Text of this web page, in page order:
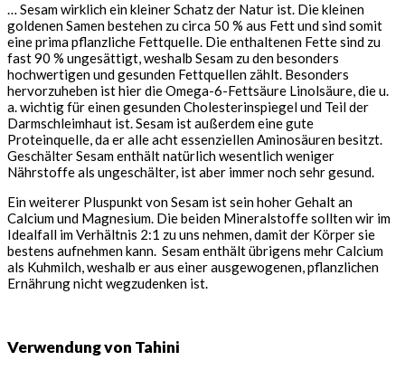
… Sesam wirklich ein kleiner Schatz der Natur ist. Die kleinen
goldenen Samen bestehen zu circa 50 % aus Fett und sind somit
eine prima pflanzliche Fettquelle. Die enthaltenen Fette sind zu
fast 90 % ungesättigt, weshalb Sesam zu den besonders
hochwertigen und gesunden Fettquellen zählt. Besonders
hervorzuheben ist hier die Omega-6-Fettsäure Linolsäure, die u.
a. wichtig für einen gesunden Cholesterinspiegel und Teil der
Darmschleimhaut ist. Sesam ist außerdem eine gute
Proteinquelle, da er alle acht essenziellen Aminosäuren besitzt.
Geschälter Sesam enthält natürlich wesentlich weniger
Nährstoffe als ungeschälter, ist aber immer noch sehr gesund.
Ein weiterer Pluspunkt von Sesam ist sein hoher Gehalt an
Calcium und Magnesium. Die beiden Mineralstoffe sollten wir im
Idealfall im Verhältnis 2:1 zu uns nehmen, damit der Körper sie
bestens aufnehmen kann. Sesam enthält übrigens mehr Calcium
als Kuhmilch, weshalb er aus einer ausgewogenen, pflanzlichen
Ernährung nicht wegzudenken ist.
Verwendung von Tahini